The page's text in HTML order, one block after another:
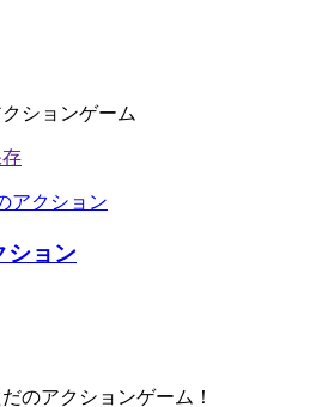
ションゲーム
ション
のアクションゲーム！